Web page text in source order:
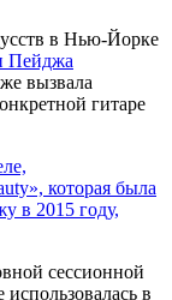
в Нью-Йорке
Пейджа
вызвала
гитаре
которая была
в 2015 году,
сессионной
в